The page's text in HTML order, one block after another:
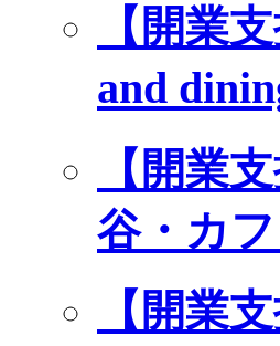
【開業
and
【開業
谷・カ
【開業